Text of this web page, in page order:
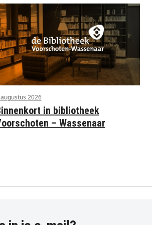
2026
in bibliotheek
– Wassenaar